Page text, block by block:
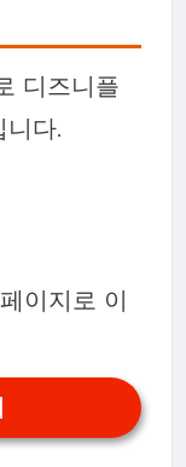
디즈니플
다.
이지로 이